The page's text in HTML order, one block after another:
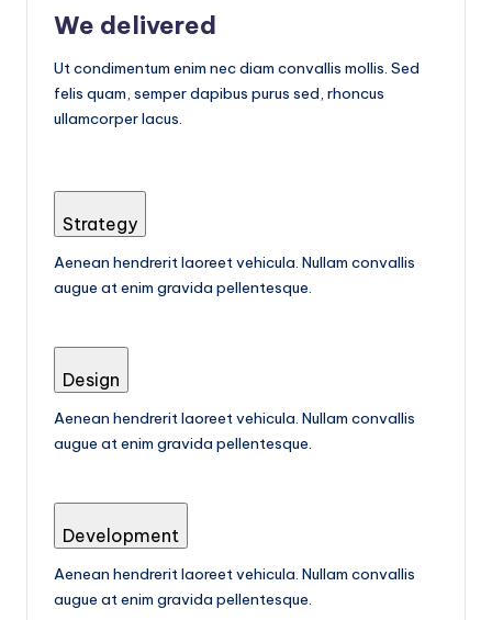
We delivered
Ut condimentum enim nec diam convallis mollis. Sed
felis quam, semper dapibus purus sed, rhoncus
ullamcorper lacus.
Strategy
Aenean hendrerit laoreet vehicula. Nullam convallis
augue at enim gravida pellentesque.
Design
Aenean hendrerit laoreet vehicula. Nullam convallis
augue at enim gravida pellentesque.
Development
Aenean hendrerit laoreet vehicula. Nullam convallis
augue at enim gravida pellentesque.